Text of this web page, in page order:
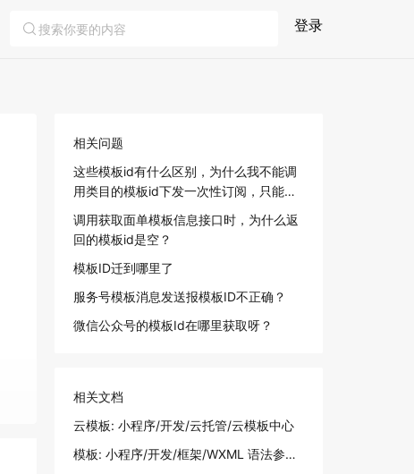
登录
相关问题
这些模板id有什么区别，为什么我不能调
用类目的模板id下发一次性订阅，只能调
用接口权限的模板id?
调用获取面单模板信息接口时，为什么返
回的模板id是空？
模板ID迁到哪里了
服务号模板消息发送报模板ID不正确？
微信公众号的模板Id在哪里获取呀？
相关文档
云模板: 小程序/开发/云托管/云模板中心
模板: 小程序/开发/框架/WXML 语法参考/模板